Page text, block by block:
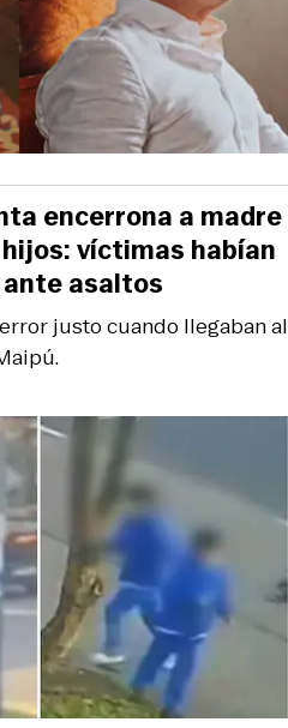
justo cuando llegaban al
encerrona a madre
víctimas habían
ante asaltos